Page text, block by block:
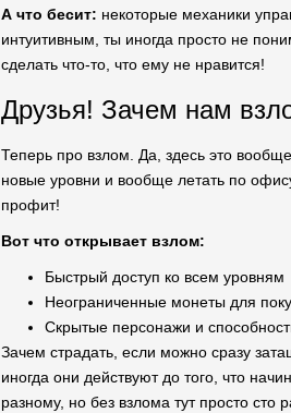
А что бесит: некоторые механики
интуитивным, ты иногда просто не
сделать что-то, что ему не нравится!
Друзья! Зачем нам
Теперь про взлом. Да, здесь это
новые уровни и вообще летать по
профит!
Вот что открывает взлом:
Быстрый доступ ко всем уровням
Неограниченные монеты для
Скрытые персонажи и
Зачем страдать, если можно сразу
иногда они действуют до того, что
разному, но без взлома тут просто сто